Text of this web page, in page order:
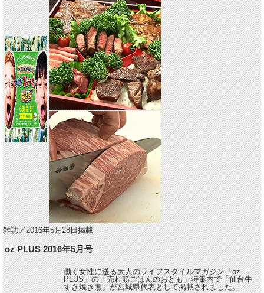
雑誌／2016年5月28日掲載
oz PLUS 2016年5月号
働く女性に送る大人のライフスタイルマガジン「oz
PLUS」の「売れ筋ごはんのおとも」特集内で「仙台牛
すき焼き煮」が宮城県代表として掲載されました。